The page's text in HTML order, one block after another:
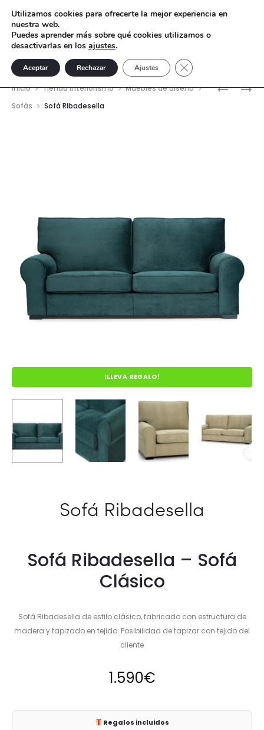
SOFÁ
SOFÁ
Inicio Tienda interiorismo
Muebles de diseño
Sofás
Sofá Ribadesella
¡LLEVA REGALO!
Sofá Ribadesella
Sofá Ribadesella – Sofá
Clásico
Sofá Ribadesella de estilo clásico, fabricado con estructura de
madera y tapizado en tejido. Posibilidad de tapizar con tejido del
cliente
1.590€
Regalos incluidos
Utilizamos cookies para ofrecerte la mejor experiencia en
nuestra web.
Puedes aprender más sobre qué cookies utilizamos o
desactivarlas en los ajustes.
Aceptar Rechazar Ajustes Cerrar el banner de